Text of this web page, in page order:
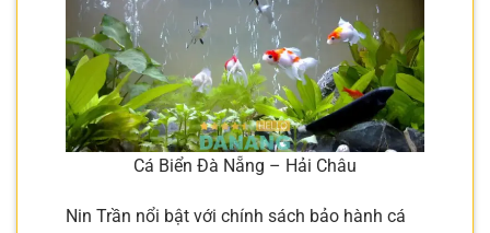
Cá Biển Đà Nẵng – Hải Châu
Nin Trần nổi bật với chính sách bảo hành cá